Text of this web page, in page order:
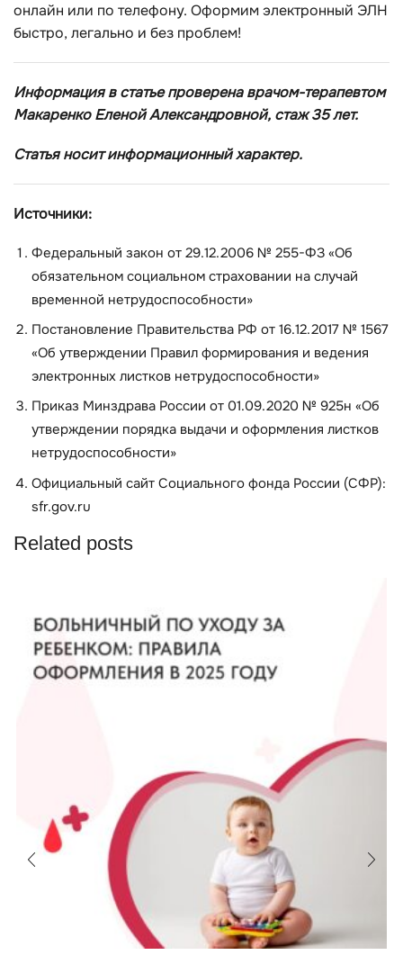
онлайн или по телефону. Оформим электронный ЭЛН
быстро, легально и без проблем!
Информация в статье проверена врачом-терапевтом
Макаренко Еленой Александровной, стаж 35 лет.
Статья носит информационный характер.
Источники:
Федеральный закон от 29.12.2006 № 255-ФЗ «Об
обязательном социальном страховании на случай
временной нетрудоспособности»
Постановление Правительства РФ от 16.12.2017 № 1567
«Об утверждении Правил формирования и ведения
электронных листков нетрудоспособности»
Приказ Минздрава России от 01.09.2020 № 925н «Об
утверждении порядка выдачи и оформления листков
нетрудоспособности»
Официальный сайт Социального фонда России (СФР):
sfr.gov.ru
Related posts